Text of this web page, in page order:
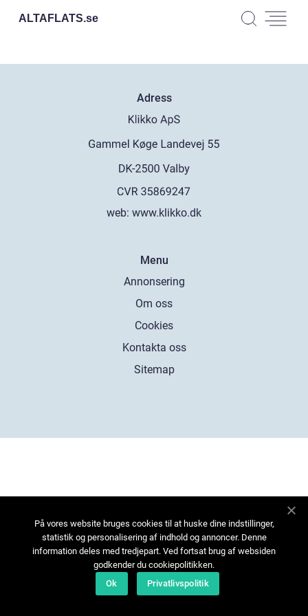
ALTAFLATS.se
Adress
web: www.klikko.dk
Menu
Annonsering
Om oss
Cookies
Kontakta oss
Sitemap
På vores website bruges cookies til at huske dine indstillinger,
statistik og personalisering af indhold og annoncer. Denne
information deles med tredjepart. Ved fortsat brug af websiden
godkender du cookiepolitikken.
Ok
Privatlivspolitik